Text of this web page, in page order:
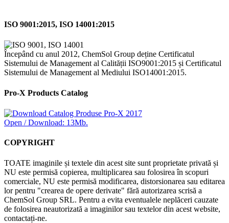
ISO 9001:2015, ISO 14001:2015
Începând cu anul 2012, ChemSol Group deține Certificatul
Sistemului de Management al Calității ISO9001:2015 și Certificatul
Sistemului de Management al Mediului ISO14001:2015.
Pro-X Products Catalog
Open / Download: 13Mb.
COPYRIGHT
TOATE imaginile și textele din acest site sunt proprietate privată și
NU este permisă copierea, multiplicarea sau folosirea în scopuri
comerciale, NU este permisă modificarea, distorsionarea sau editarea
lor pentru "crearea de opere derivate" fără autorizarea scrisă a
ChemSol Group SRL. Pentru a evita eventualele neplăceri cauzate
de folosirea neautorizată a imaginilor sau textelor din acest website,
contactați-ne.